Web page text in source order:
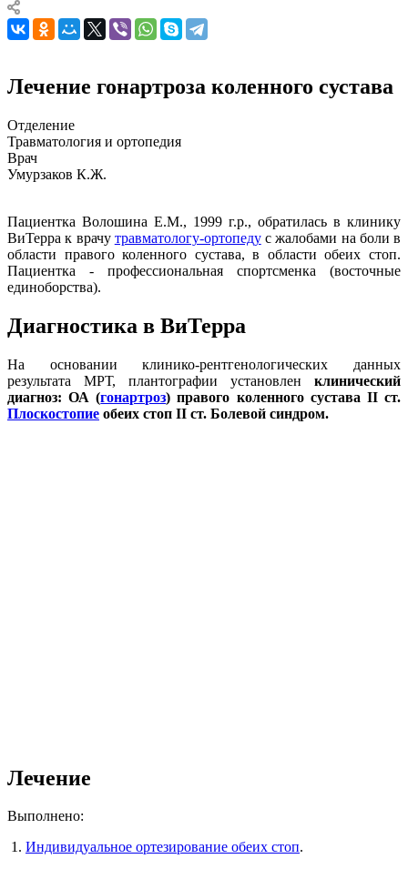
Лечение гонартроза коленного сустава
Отделение
Травматология и ортопедия
Врач
Умурзаков К.Ж.
Пациентка Волошина Е.М., 1999 г.р., обратилась в клинику
ВиТерра к врачу травматологу-ортопедус жалобами на боли в
области правого коленного сустава, в области обеих стоп.
Пациентка - профессиональная спортсменка (восточные
единоборства).
Диагностика в ВиТерра
На основании клинико-рентгенологических данных
результата МРТ, плантографии установлен клинический
диагноз: ОА (гонартроз) правого коленного сустава II ст.
Плоскостопие обеих стоп II ст. Болевой синдром.
Лечение
Выполнено:
1. Индивидуальное ортезирование обеих стоп.